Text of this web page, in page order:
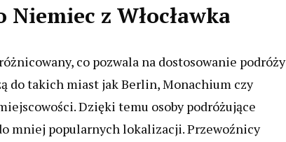
z Włocławka
co pozwala na dostosowanie podróży
do takich miast jak Berlin, Monachium czy
Dzięki temu osoby podróżujące
mniej popularnych lokalizacji. Przewoźnicy